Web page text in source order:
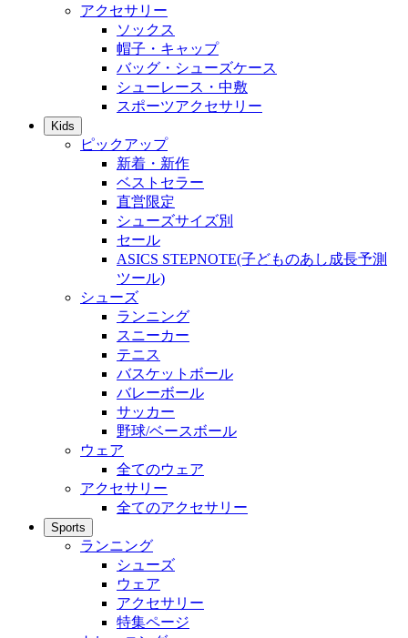
アクセサリー
ソックス
帽子・キャップ
バッグ・シューズケース
シューレース・中敷
スポーツアクセサリー
Kids
ピックアップ
新着・新作
ベストセラー
直営限定
シューズサイズ別
セール
ASICS STEPNOTE(子どものあし成長予測
ツール)
シューズ
ランニング
スニーカー
テニス
バスケットボール
バレーボール
サッカー
野球/ベースボール
ウェア
全てのウェア
アクセサリー
全てのアクセサリー
Sports
ランニング
シューズ
ウェア
アクセサリー
特集ページ